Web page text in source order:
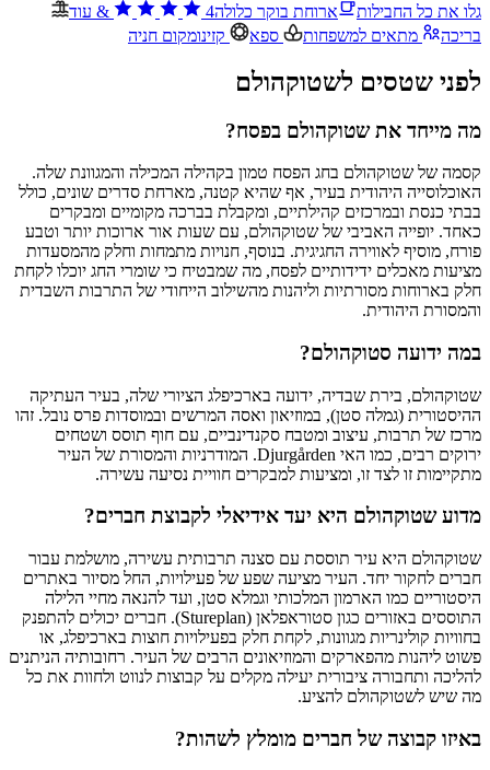
גלו את כל החבילות ארוחת בוקר כלולה4
& עוד
בריכה
מתאים למשפחות ספא קזינומקום חניה
לפני שטסים לשטוקהולם
מה מייחד את שטוקהולם בפסח?
קסמה של שטוקהולם בחג הפסח טמון בקהילה המכילה והמגוונת שלה.
האוכלוסייה היהודית בעיר, אף שהיא קטנה, מארחת סדרים שונים, כולל
בבתי כנסת ובמרכזים קהילתיים, ומקבלת בברכה מקומיים ומבקרים
כאחד. יופייה האביבי של שטוקהולם, עם שעות אור ארוכות יותר וטבע
פורח, מוסיף לאווירה החגיגית. בנוסף, חנויות מתמחות וחלק מהמסעדות
מציעות מאכלים ידידותיים לפסח, מה שמבטיח כי שומרי החג יוכלו לקחת
חלק בארוחות מסורתיות וליהנות מהשילוב הייחודי של התרבות השבדית
והמסורת היהודית.
במה ידועה סטוקהולם?
שטוקהולם, בירת שבדיה, ידועה בארכיפלג הציורי שלה, בעיר העתיקה
ההיסטורית (גמלה סטן), במוזיאון ואסה המרשים ובמוסדות פרס נובל. זהו
מרכז של תרבות, עיצוב ומטבח סקנדינביים, עם חוף תוסס ושטחים
ירוקים רבים, כמו האי Djurgården. המודרניות והמסורת של העיר
מתקיימות זו לצד זו, ומציעות למבקרים חוויית נסיעה עשירה.
מדוע שטוקהולם היא יעד אידיאלי לקבוצת חברים?
שטוקהולם היא עיר תוססת עם סצנה תרבותית עשירה, מושלמת עבור
חברים לחקור יחד. העיר מציעה שפע של פעילויות, החל מסיור באתרים
היסטוריים כמו הארמון המלכותי וגמלא סטן, ועד להנאה מחיי הלילה
התוססים באזורים כגון סטוראפלאן (Stureplan). חברים יכולים להתפנק
בחוויות קולינריות מגוונות, לקחת חלק בפעילויות חוצות בארכיפלג, או
פשוט ליהנות מהפארקים והמוזיאונים הרבים של העיר. רחובותיה הניתנים
להליכה ותחבורה ציבורית יעילה מקלים על קבוצות לנווט ולחוות את כל
מה שיש לשטוקהולם להציע.
באיזו קבוצה של חברים מומלץ לשהות?